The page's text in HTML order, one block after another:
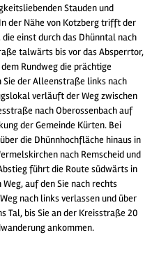
Stauden und
der Nähe von Kotzberg trifft der
einst durch das Dhünntal nach
talwärts bis vor das Absperrtor,
Rundweg die prächtige
der Alleenstraße links nach
verläuft der Weg zwischen
nach Oberossenbach auf
der Gemeinde Kürten. Bei
die Dhünnhochfläche hinaus in
nach Remscheid und
führt die Route südwärts in
auf den Sie nach rechts
nach links verlassen und über
Tal, bis Sie an der Kreisstraße 20
ankommen.